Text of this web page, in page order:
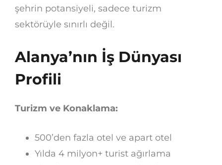
şehrin potansiyeli, sadece turizm
sektörüyle sınırlı değil.
Alanya’nın İş Dünyası
Profili
Turizm ve Konaklama:
500’den fazla otel ve apart otel
Yılda 4 milyon+ turist ağırlama